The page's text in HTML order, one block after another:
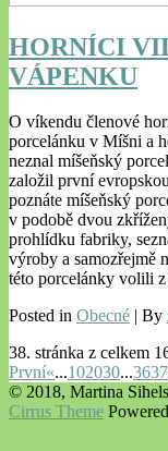
HORNÍCI
VÁPENKU
O víkendu členové
porcelánku v Míšni a
neznal míšeňský
založil první
poznáte míšeňský
v podobě dvou
prohlídku fabriky,
výroby a samozřejmě
této porcelánky volili
Posted in Obecné | By
38. stránka z celkem
První«...102030...3637
© 2018, Martina
Cirrus Theme